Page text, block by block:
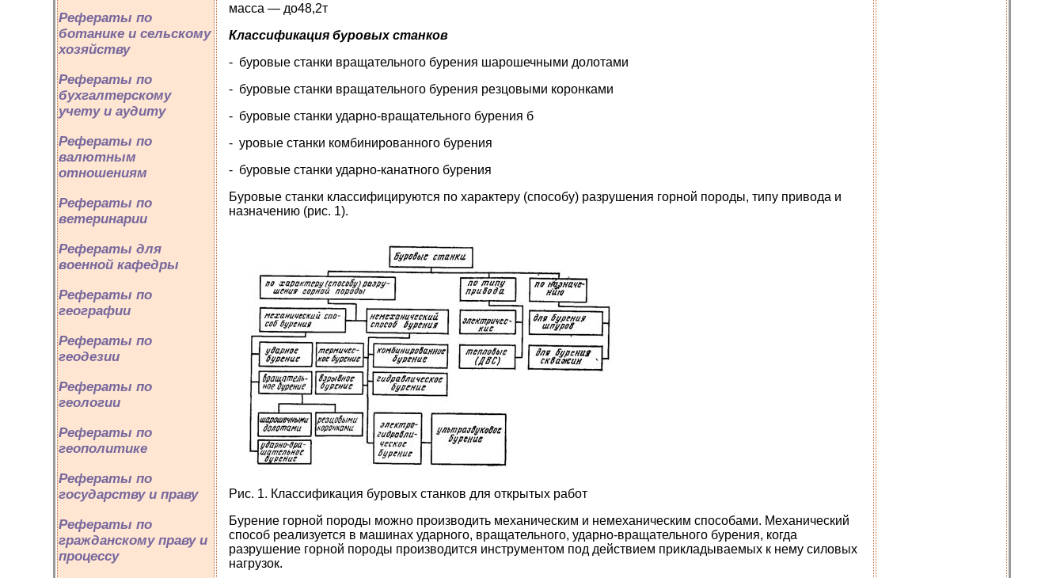
Рефераты по
ботанике и сельскому
хозяйству
Рефераты по
бухгалтерскому
учету и аудиту
Рефераты по
валютным
отношениям
Рефераты по
ветеринарии
Рефераты для
военной кафедры
Рефераты по
географии
Рефераты по
геодезии
Рефераты по
геологии
Рефераты по
геополитике
Рефераты по
государству и праву
Рефераты по
гражданскому праву и
процессу
масса — до48,2т
Классификация буровых станков
- буровые станки вращательного бурения шарошечными долотами
- буровые станки вращательного бурения резцовыми коронками
- буровые станки ударно-вращательного бурения б
- уровые станки комбинированного бурения
- буровые станки ударно-канатного бурения
Буровые станки классифицируются по характеру (способу) разрушения горной породы, типу привода и
назначению (рис. 1).
Рис. 1. Классификация буровых станков для открытых работ
Бурение горной породы можно производить механическим и немеханическим способами. Механический
способ реализуется в машинах ударного, вращательного, ударно-вращательного бурения, когда
разрушение горной породы производится инструментом под действием прикладываемых к нему силовых
нагрузок.